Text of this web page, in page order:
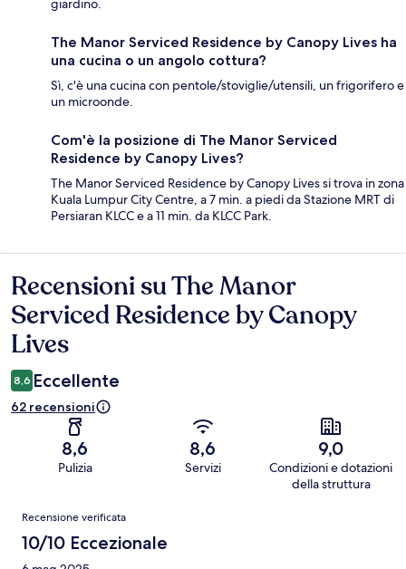
giardino.
The Manor Serviced Residence by Canopy Lives ha
una cucina o un angolo cottura?
Sì, c'è una cucina con pentole/stoviglie/utensili, un frigorifero e
un microonde.
Com'è la posizione di The Manor Serviced
Residence by Canopy Lives?
The Manor Serviced Residence by Canopy Lives si trova in zona
Kuala Lumpur City Centre, a 7 min. a piedi da Stazione MRT di
Persiaran KLCC e a 11 min. da KLCC Park.
Recensioni
Recensioni su The Manor
Serviced Residence by Canopy
Lives
8,6 Eccellente
62 recensioni
8,6
Pulizia
8,6
Servizi
9,0
Condizioni e dotazioni
della struttura
Recensioni
Recensione verificata
10/10 Eccezionale